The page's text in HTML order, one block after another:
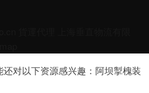
对以下资源感兴趣：阿坝掣槐装